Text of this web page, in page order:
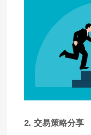
2. 交易策略分享